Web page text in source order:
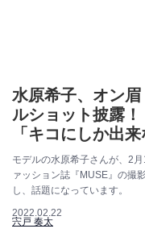
水原希子、オン
ルショット披露！
「キコにしか出来
モデルの水原希子さんが、2
ァッション誌『MUSE』の撮
し、話題になっています。
2022.02.22
宍戸 奏太